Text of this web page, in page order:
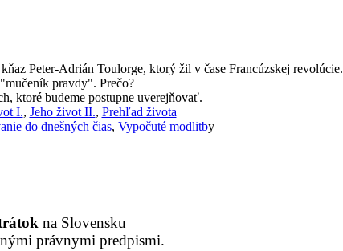
Peter-Adrián Toulorge, ktorý žil v čase Francúzskej revolúcie.
pravdy". Prečo?
ktoré budeme postupne uverejňovať.
I., Jeho život II., Prehľad života
do dnešných čias, Vypočuté modlitby
na Slovensku
právnymi predpismi.